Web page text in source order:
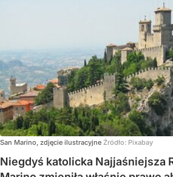
San Marino, zdjęcie ilustracyjne Źródło: Pixabay
Niegdyś katolicka Najjaśniejsza